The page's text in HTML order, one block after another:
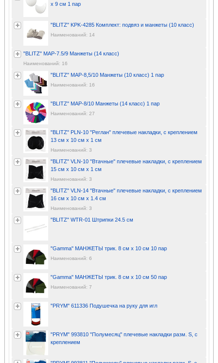
х 9 см 1 пар
"BLITZ" KPK-4285 Комплект: подвяз и манжеты (10 класс)
Наименований: 14
"BLITZ" MAP-7.5/9 Манжеты (14 класс)
Наименований: 16
"BLITZ" MAP-8,5/10 Манжеты (10 класс) 1 пар
Наименований: 16
"BLITZ" MAP-8/10 Манжеты (14 класс) 1 пар
Наименований: 27
"BLITZ" PLN-10 "Реглан" плечевые накладки, с креплением
13 см х 10 см х 1 см
Наименований: 3
"BLITZ" VLN-10 "Втачные" плечевые накладки, с креплением
15 см х 10 см х 1 см
Наименований: 3
"BLITZ" VLN-14 "Втачные" плечевые накладки, с креплением
16 см х 10 см х 1.4 см
Наименований: 3
"BLITZ" WTR-01 Штрипки 24.5 см
"Gamma" МАНЖЕТЫ трик. 8 см х 10 см 10 пар
Наименований: 6
"Gamma" МАНЖЕТЫ трик. 8 см х 10 см 50 пар
Наименований: 7
"PRYM" 611336 Подушечка на руку для игл
"PRYM" 993810 "Полумесяц" плечевые накладки разм. S, с
креплением